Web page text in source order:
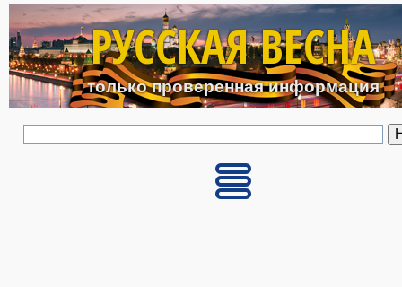
Перейти к основному
РУССКАЯ ВЕСНА
только проверенная информация